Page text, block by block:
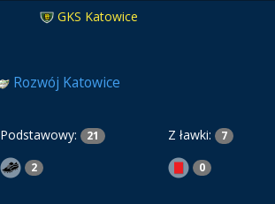
GKS Katowice
Rozwój Katowice
Podstawowy: 21 Z ławki: 7
2 0